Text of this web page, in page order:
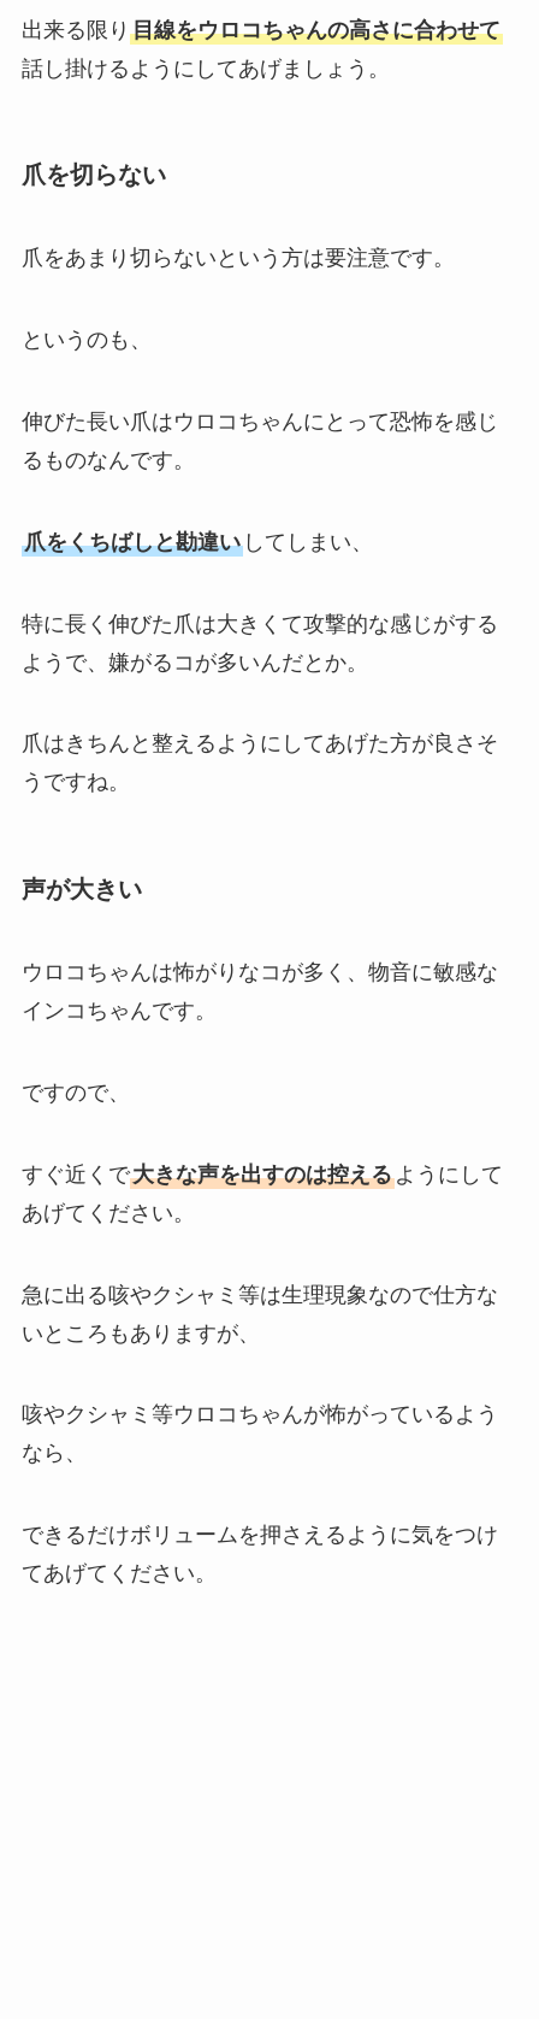
出来る限り 目線をウロコちゃんの高さに合わせて
話し掛けるようにしてあげましょう。
爪を切らない
爪をあまり切らないという方は要注意です。
というのも、
伸びた長い爪はウロコちゃんにとって恐怖を感じ
るものなんです。
爪をくちばしと勘違いしてしまい、
特に長く伸びた爪は大きくて攻撃的な感じがする
ようで、嫌がるコが多いんだとか。
爪はきちんと整えるようにしてあげた方が良さそ
うですね。
声が大きい
ウロコちゃんは怖がりなコが多く、物音に敏感な
インコちゃんです。
ですので、
すぐ近くで大きな声を出すのは控えるようにして
あげてください。
急に出る咳やクシャミ等は生理現象なので仕方な
いところもありますが、
咳やクシャミ等ウロコちゃんが怖がっているよう
なら、
できるだけボリュームを押さえるように気をつけ
てあげてください。